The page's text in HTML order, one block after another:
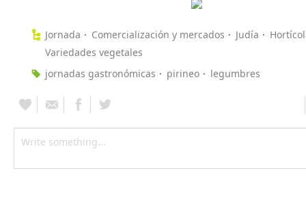
Jornada Comercialización y mercados Judía
Variedades vegetales
jornadas gastronómicas
pirineo legumbres